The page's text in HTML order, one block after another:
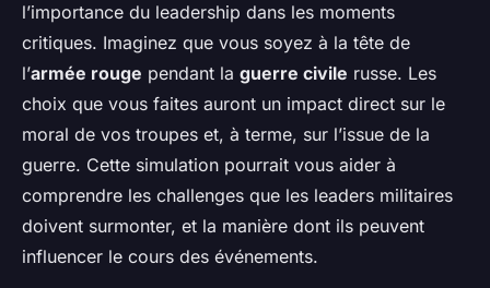
l’importance du leadership dans les moments
critiques. Imaginez que vous soyez à la tête de
l’armée rouge pendant la guerre civile russe. Les
choix que vous faites auront un impact direct sur le
moral de vos troupes et, à terme, sur l’issue de la
guerre. Cette simulation pourrait vous aider à
comprendre les challenges que les leaders militaires
doivent surmonter, et la manière dont ils peuvent
influencer le cours des événements.